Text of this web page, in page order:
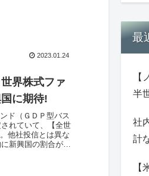
2023.01.24
界株式ファ
に期待!
ド（ＧＤＰ型バス
れていて、【全世
他社投信とは異な
新興国の割合が高
最
【
半
社
計
【